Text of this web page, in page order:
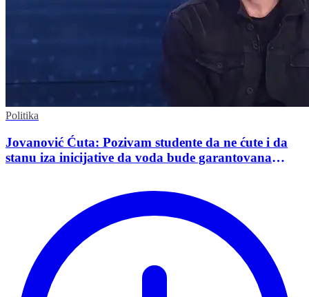
Politika
Jovanović Ćuta: Pozivam studente da ne ćute i da
stanu iza inicijative da voda bude garantovana